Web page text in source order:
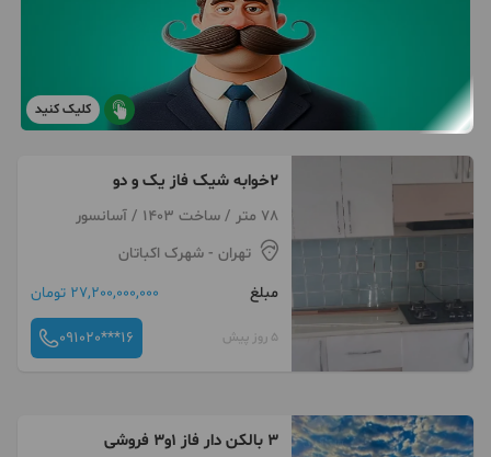
کلیک کنید
۲خوابه شیک فاز یک و دو
78 متر / ساخت 1403 / آسانسور
تهران - شهرک اکباتان
مبلغ
27,200,000,000 تومان
5 روز پیش 091020***16
۳ بالکن دار فاز ۱و۳ فروشی